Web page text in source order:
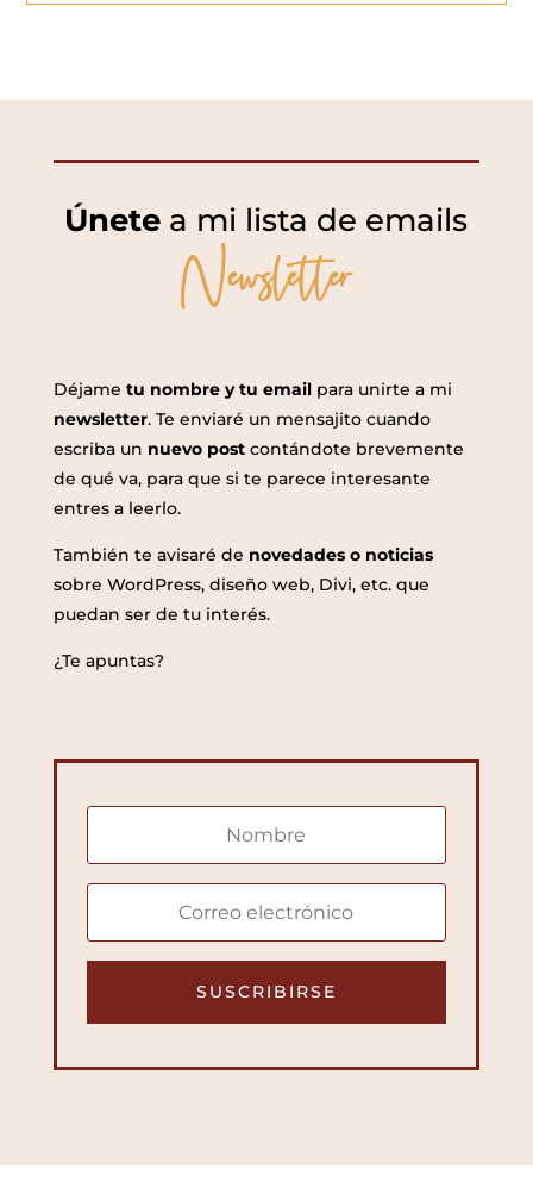
Únete a mi lista de emails
Newsletter
Déjame tu nombre y tu emailpara unirte a mi
newsletter. Te enviaré un mensajito cuando
escriba un nuevo postcontándote brevemente
de qué va, para que si te parece interesante
entres a leerlo.
También te avisaré de novedades o noticias
sobre WordPress, diseño web, Divi, etc. que
puedan ser de tu interés.
¿Te apuntas?
SUSCRIBIRSE